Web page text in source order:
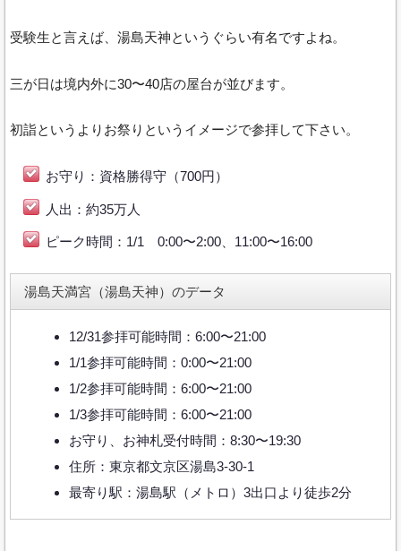
受験生と言えば、湯島天神というぐらい有名ですよね。
三が日は境内外に30〜40店の屋台が並びます。
初詣というよりお祭りというイメージで参拝して下さい。
お守り：資格勝得守（700円）
人出：約35万人
ピーク時間：1/1 0:00〜2:00、11:00〜16:00
湯島天満宮（湯島天神）のデータ
12/31参拝可能時間：6:00〜21:00
1/1参拝可能時間：0:00〜21:00
1/2参拝可能時間：6:00〜21:00
1/3参拝可能時間：6:00〜21:00
お守り、お神札受付時間：8:30〜19:30
住所：東京都文京区湯島3-30-1
最寄り駅：湯島駅（メトロ）3出口より徒歩2分